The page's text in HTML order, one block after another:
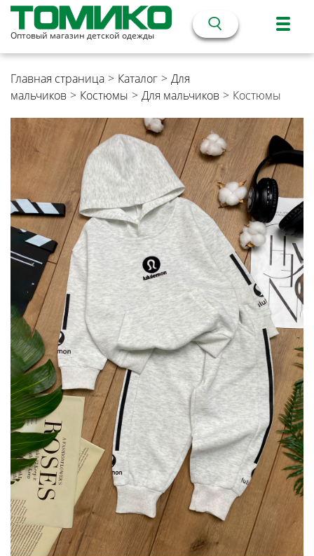
Оптовый магазин детской одежды
Главная страница > Каталог > Для
мальчиков > Костюмы > Для мальчиков > Костюмы